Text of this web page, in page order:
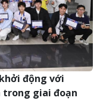
động với
trong giai đoạn